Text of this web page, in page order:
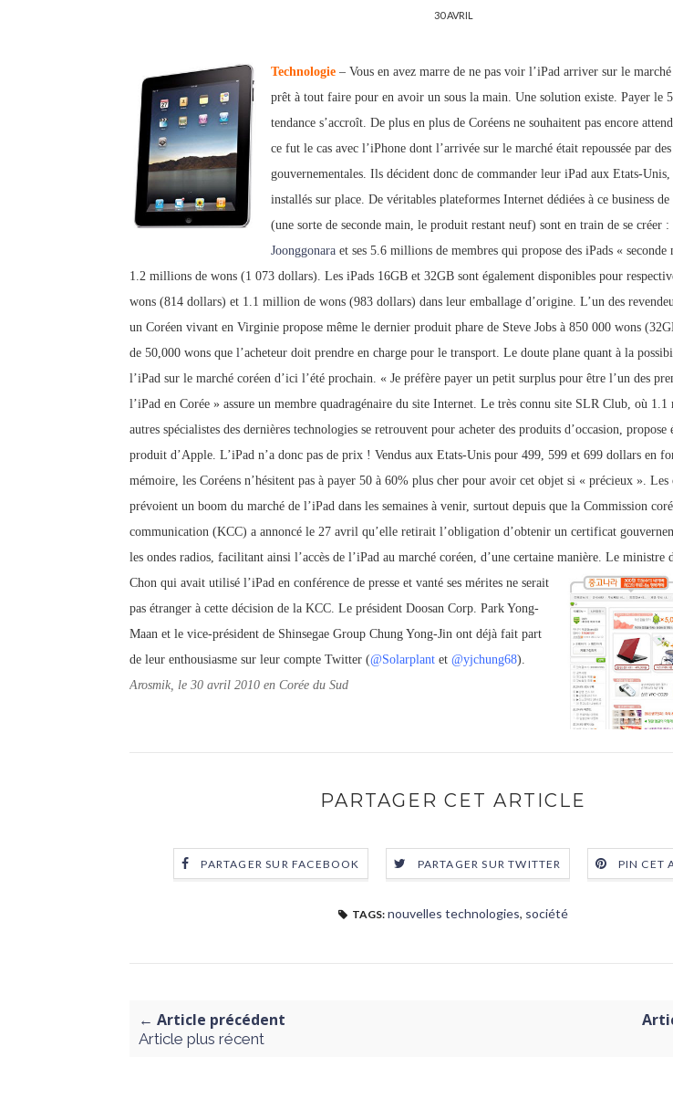
30 AVRIL
Technologie – Vous en avez marre de ne pas voir l’iPad arriver sur le
prêt à tout faire pour en avoir un sous la main. Une solution existe. Payer le
tendance s’accroît. De plus en plus de Coréens ne souhaitent pas encore
ce fut le cas avec l’iPhone dont l’arrivée sur le marché était repoussée par
gouvernementales. Ils décident donc de commander leur iPad aux Etats-Unis,
installés sur place. De véritables plateformes Internet dédiées à ce business
(une sorte de seconde main, le produit restant neuf) sont en train de se créer :
Joonggonara et ses 5.6 millions de membres qui propose des iPads «
1.2 millions de wons (1 073 dollars). Les iPads 16GB et 32GB sont également disponibles pour
wons (814 dollars) et 1.1 million de wons (983 dollars) dans leur emballage d’origine. L’un des
un Coréen vivant en Virginie propose même le dernier produit phare de Steve Jobs à 850 000 wons
de 50,000 wons que l’acheteur doit prendre en charge pour le transport. Le doute plane quant à la
l’iPad sur le marché coréen d’ici l’été prochain. « Je préfère payer un petit surplus pour être l’un des
l’iPad en Corée » assure un membre quadragénaire du site Internet. Le très connu site SLR Club, où 1.1
autres spécialistes des dernières technologies se retrouvent pour acheter des produits d’occasion,
produit d’Apple. L’iPad n’a donc pas de prix ! Vendus aux Etats-Unis pour 499, 599 et 699 dollars en
mémoire, les Coréens n’hésitent pas à payer 50 à 60% plus cher pour avoir cet objet si « précieux ». Les
prévoient un boom du marché de l’iPad dans les semaines à venir, surtout depuis que la Commission
communication (KCC) a annoncé le 27 avril qu’elle retirait l’obligation d’obtenir un certificat
les ondes radios, facilitant ainsi l’accès de l’iPad au marché coréen, d’une certaine manière. Le ministre
Chon qui avait utilisé l’iPad en conférence de presse et vanté ses mérites ne serait
pas étranger à cette décision de la KCC. Le président Doosan Corp. Park Yong-
Maan et le vice-président de Shinsegae Group Chung Yong-Jin ont déjà fait part
de leur enthousiasme sur leur compte Twitter (@Solarplant et @yjchung68).
Arosmik, le 30 avril 2010 en Corée du Sud
PARTAGER CET ARTICLE
PARTAGER SUR FACEBOOK PARTAGER SUR TWITTER PIN CET
TAGS: nouvelles technologies, société
← Article précédent
Article plus récent